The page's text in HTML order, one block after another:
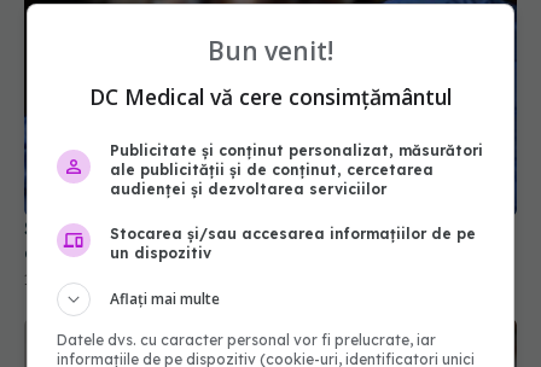
Studiu NIH: Testele de laborator, incerte pentru
diagnosticul de long-COVID
15 aug 2024, 18:22
Bun venit!
DC Medical vă cere consimțământul
Publicitate și conținut personalizat, măsurători
ale publicității și de conținut, cercetarea
audienței și dezvoltarea serviciilor
Stocarea și/sau accesarea informațiilor de pe
un dispozitiv
Aflați mai multe
Datele dvs. cu caracter personal vor fi prelucrate, iar
informațiile de pe dispozitiv (cookie-uri, identificatori unici